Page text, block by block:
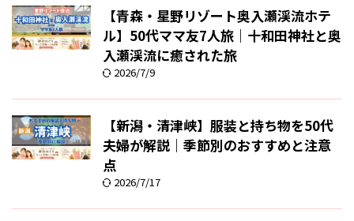
【青森・星野リゾート奥入瀬渓流ホテ
ル】50代ママ友7人旅｜十和田神社と奥
入瀬渓流に癒された旅
2026/7/9
【新潟・清津峡】服装と持ち物を50代
夫婦が解説｜季節別のおすすめと注意
点
2026/7/17